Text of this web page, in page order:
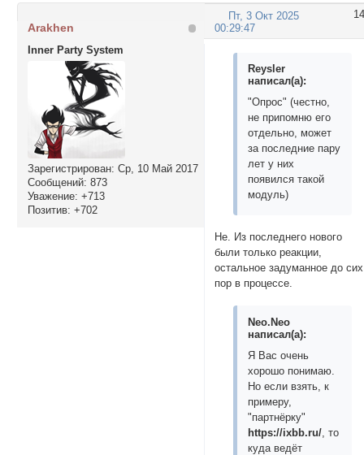
14
Пт, 3 Окт 2025
00:29:47
Arakhen
Inner Party System
Зарегистрирован: Ср, 10 Май 2017
Сообщений: 873
Уважение: +713
Позитив: +702
Reysler
написал(а):
"Опрос" (честно,
не припомню его
отдельно, может
за последние пару
лет у них
появился такой
модуль)
Не. Из последнего нового
были только реакции,
остальное задуманное до сих
пор в процессе.
Neo.Neo
написал(а):
Я Вас очень
хорошо понимаю.
Но если взять, к
примеру,
"партнёрку"
https://ixbb.ru/ , то
куда ведёт